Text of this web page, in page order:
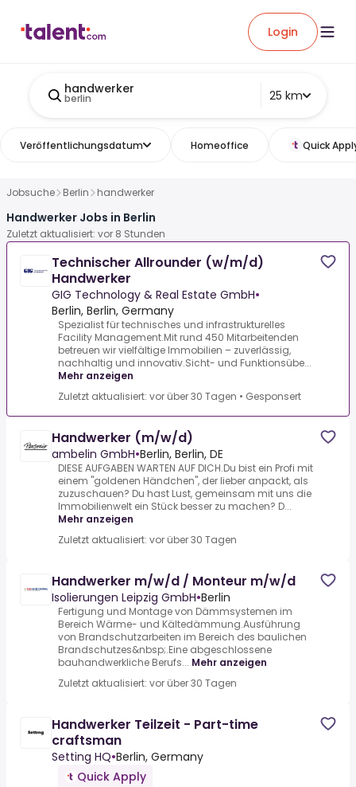
Login
handwerker
berlin 25 km
Veröffentlichungsdatum Homeoffice Quick
Jobsuche Berlin handwerker
Handwerker Jobs in Berlin
Zuletzt aktualisiert: vor 8 Stunden
Technischer Allrounder (w/m/d)
Handwerker
GIG Technology & Real Estate GmbH•
Berlin, Berlin, Germany
Spezialist für technisches und infrastrukturelles
Facility Management.Mit rund 450 Mitarbeitenden
betreuen wir vielfältige Immobilien – zuverlässig,
nachhaltig und innovativ.Sicht- und Funktionsübe...
Mehr anzeigen
Zuletzt aktualisiert: vor über 30 Tagen • Gesponsert
Handwerker (m/w/d)
ambelin GmbH•Berlin, Berlin, DE
DIESE AUFGABEN WARTEN AUF DICH.Du bist ein Profi mit
einem "goldenen Händchen", der lieber anpackt, als
zuzuschauen? Du hast Lust, gemeinsam mit uns die
Immobilienwelt ein Stück besser zu machen? D...
Mehr anzeigen
Zuletzt aktualisiert: vor über 30 Tagen
Handwerker m/w/d / Monteur m/w/d
Isolierungen Leipzig GmbH•Berlin
Fertigung und Montage von Dämmsystemen im
Bereich Wärme- und Kältedämmung.Ausführung
von Brandschutzarbeiten im Bereich des baulichen
Brandschutzes&nbsp;.Eine abgeschlossene
bauhandwerkliche Berufs... Mehr anzeigen
Zuletzt aktualisiert: vor über 30 Tagen
Handwerker Teilzeit - Part-time
craftsman
Setting HQ•Berlin, Germany
Quick Apply